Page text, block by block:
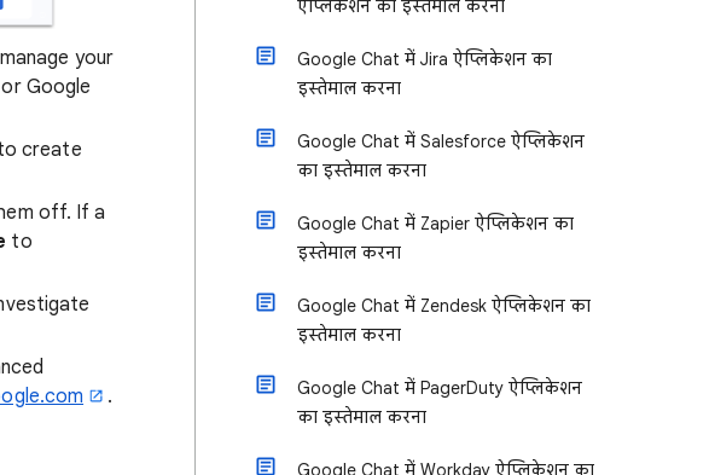
your
Google
create
off. If a
to
.
ऐप्लिकेशन का इस्तेमाल करना
Google Chat में Jira ऐप्लिकेशन का
इस्तेमाल करना
Google Chat में Salesforce ऐप्लिकेशन
का इस्तेमाल करना
Google Chat में Zapier ऐप्लिकेशन का
इस्तेमाल करना
Google Chat में Zendesk ऐप्लिकेशन का
इस्तेमाल करना
Google Chat में PagerDuty ऐप्लिकेशन
का इस्तेमाल करना
Google Chat में Workday ऐप्लिकेशन का